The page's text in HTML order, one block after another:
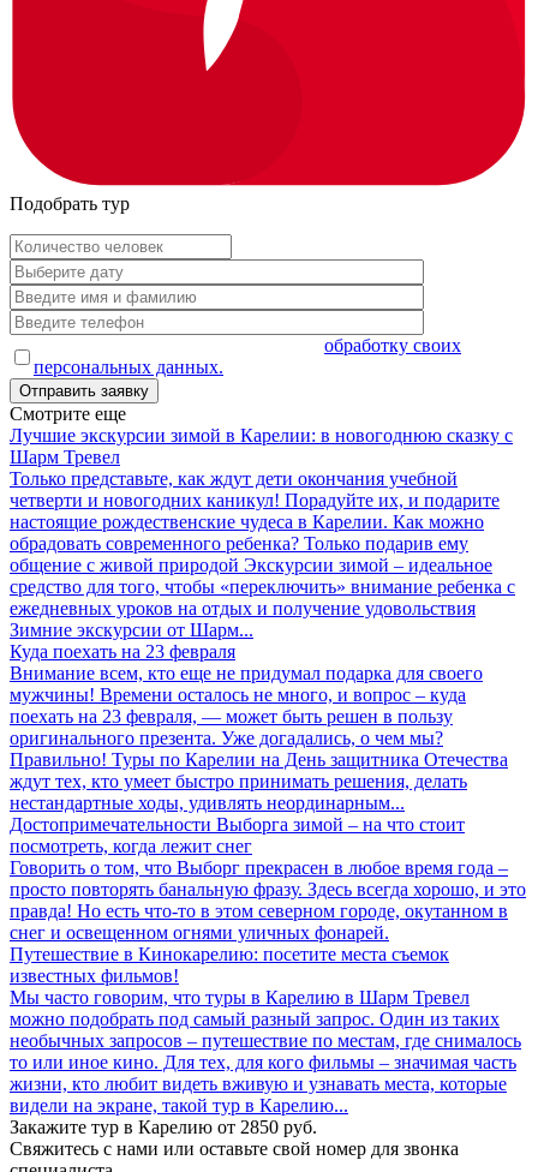
Подобрать тур
обработку своих
персональных данных.
Смотрите еще
Лучшие экскурсии зимой в Карелии: в новогоднюю сказку с
Шарм Тревел
Только представьте, как ждут дети окончания учебной
четверти и новогодних каникул! Порадуйте их, и подарите
настоящие рождественские чудеса в Карелии. Как можно
обрадовать современного ребенка? Только подарив ему
общение с живой природой Экскурсии зимой – идеальное
средство для того, чтобы «переключить» внимание ребенка с
ежедневных уроков на отдых и получение удовольствия
Зимние экскурсии от Шарм...
Куда поехать на 23 февраля
Внимание всем, кто еще не придумал подарка для своего
мужчины! Времени осталось не много, и вопрос – куда
поехать на 23 февраля, — может быть решен в пользу
оригинального презента. Уже догадались, о чем мы?
Правильно! Туры по Карелии на День защитника Отечества
ждут тех, кто умеет быстро принимать решения, делать
нестандартные ходы, удивлять неординарным...
Достопримечательности Выборга зимой – на что стоит
посмотреть, когда лежит снег
Говорить о том, что Выборг прекрасен в любое время года –
просто повторять банальную фразу. Здесь всегда хорошо, и это
правда! Но есть что-то в этом северном городе, окутанном в
снег и освещенном огнями уличных фонарей.
Путешествие в Кинокарелию: посетите места съемок
известных фильмов!
Мы часто говорим, что туры в Карелию в Шарм Тревел
можно подобрать под самый разный запрос. Один из таких
необычных запросов – путешествие по местам, где снималось
то или иное кино. Для тех, для кого фильмы – значимая часть
жизни, кто любит видеть вживую и узнавать места, которые
видели на экране, такой тур в Карелию...
Закажите тур в Карелию от 2850 руб.
Свяжитесь с нами или оставьте свой номер для звонка